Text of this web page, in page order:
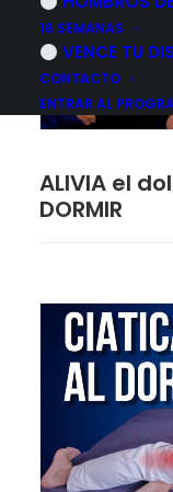
16 SEMANAS
VENCE TU
CONTACTO
ENTRAR AL
ALIVIA el
DORMIR